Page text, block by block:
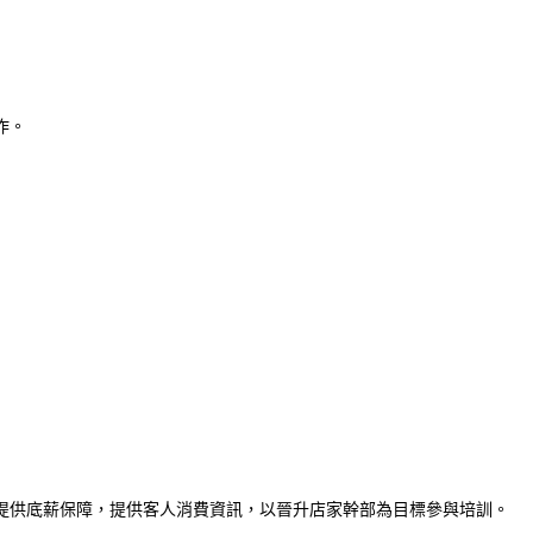
。
底薪保障，提供客人消費資訊，以晉升店家幹部為目標參與培訓。